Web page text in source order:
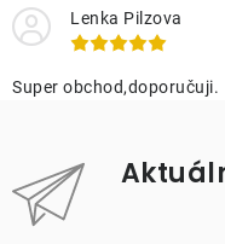
Lenka Pilzova
Super obchod,doporučuji.